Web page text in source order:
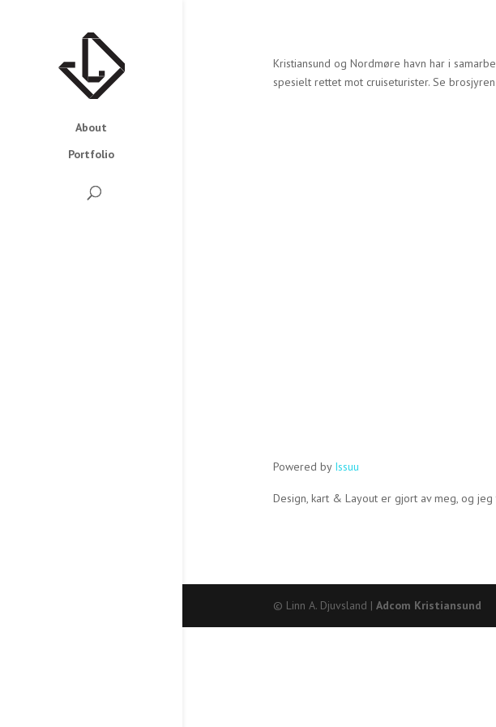
About
Portfolio
Kristiansund og Nordmøre havn har i
spesielt rettet mot cruiseturister. Se
Powered by Issuu
Design, kart & Layout er gjort av meg, og
© Linn A. Djuvsland | Adcom Kristiansund